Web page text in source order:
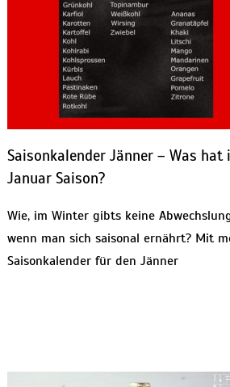
Saisonkalender Jänner – Was hat
Januar Saison?
Wie, im Winter gibts keine
wenn man sich saisonal ernährt? Mit
Saisonkalender für den Jänner